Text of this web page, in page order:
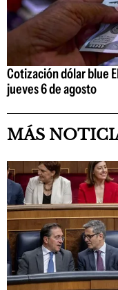
Cotización dólar blue
jueves 6 de agosto
MÁS